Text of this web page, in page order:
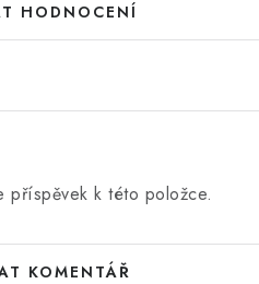
HODNOCENÍ
příspěvek k této položce.
KOMENTÁŘ